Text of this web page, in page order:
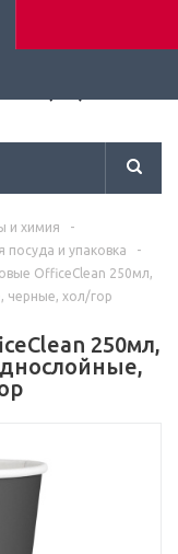
и химия
-
посуда и упаковка
-
OfficeClean 250мл,
черные, хол/гор
250мл,